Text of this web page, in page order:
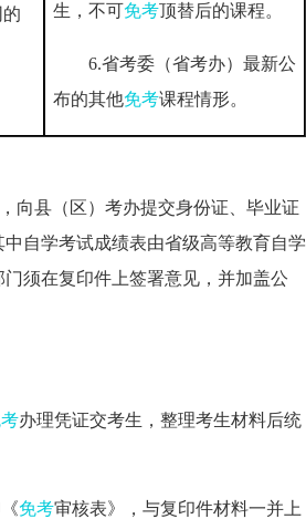
生，不可免考顶替后的课程。
6.省考委（省考办）最新公
布的其他免考课程情形。
向县（区）考办提交身份证、毕业证
自学考试成绩表由省级高等教育自学
须在复印件上签署意见，并加盖公
办理凭证交考生，整理考生材料后统
免考审核表》，与复印件材料一并上